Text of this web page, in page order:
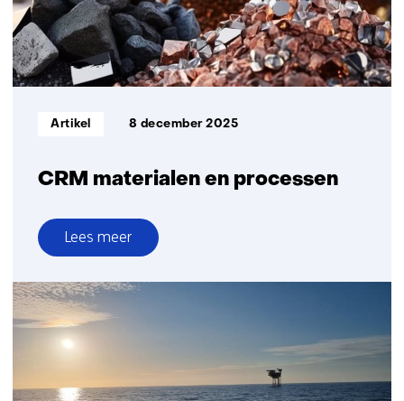
in
Nederlands
energiesysteem
te
CRM materialen en processen
Informatietype:
Artikel 8 december 2025
Lees meer
over
CRM
materialen
en
processen